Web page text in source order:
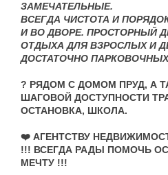
ЗАМЕЧАТЕЛЬНЫЕ.
ВСЕГДА ЧИСТОТА И
И ВО ДВОРЕ. ПРОСТОРНЫЙ
ОТДЫХА ДЛЯ ВЗРОСЛЫХ И
ДОСТАТОЧНО
? РЯДОМ С ДОМОМ ПРУД, А
ШАГОВОЙ ДОСТУПНОСТИ
ОСТАНОВКА, ШКОЛА.
❤️ АГЕНТСТВУ
!!! ВСЕГДА РАДЫ ПОМОЧЬ
МЕЧТУ !!!